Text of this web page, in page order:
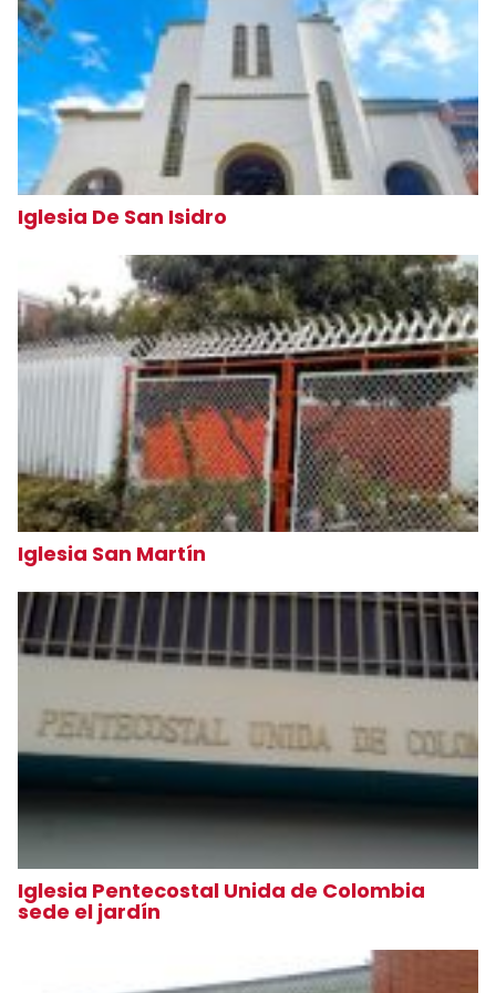
Iglesia De San Isidro
Iglesia San Martín
Iglesia Pentecostal Unida de Colombia
sede el jardín